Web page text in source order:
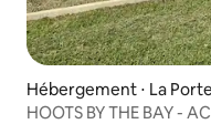
Hébergement ⋅ La Porte
HOOTS BY THE BAY -